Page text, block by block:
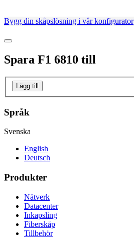
Bygg din skåpslösning i vår konfigurator
Spara F1 6810 till
Lägg till
Språk
Svenska
English
Deutsch
Produkter
Nätverk
Datacenter
Inkapsling
Fiberskåp
Tillbehör